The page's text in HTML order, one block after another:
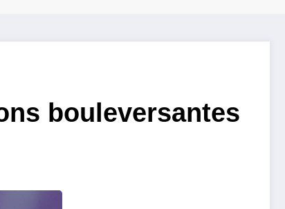
bouleversantes